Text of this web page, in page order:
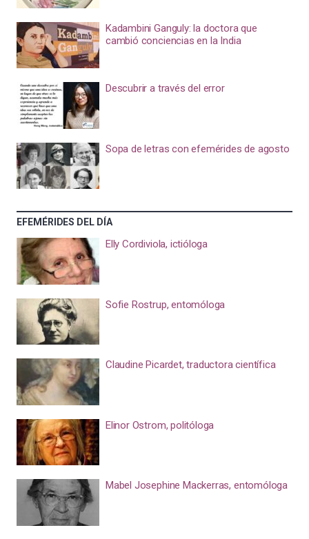
Kadambini Ganguly: la doctora que
cambió conciencias en la India
Descubrir a través del error
Sopa de letras con efemérides de agosto
EFEMÉRIDES DEL DÍA
Elly Cordiviola, ictióloga
Sofie Rostrup, entomóloga
Claudine Picardet, traductora científica
Elinor Ostrom, politóloga
Mabel Josephine Mackerras, entomóloga